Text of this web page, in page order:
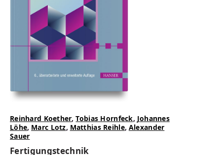
Reinhard Koether,Tobias Hornfeck, Johannes
Löhe, Marc Lotz, Matthias Reihle, Alexander
Sauer
Fertigungstechnik